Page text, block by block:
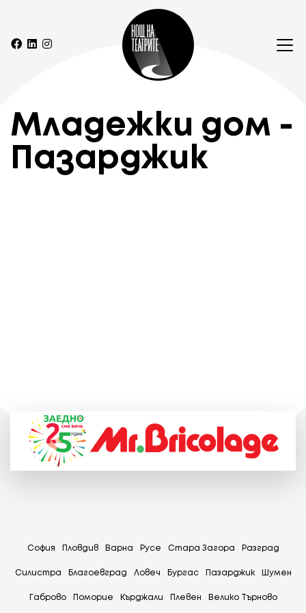
Младежки дом -
Пазарджик
София Пловдив Варна Русе Стара Загора Разград
Силистра Благоевград Ловеч Бургас Пазарджик Шумен
Габрово Поморие Кърджали Плевен Велико Търново